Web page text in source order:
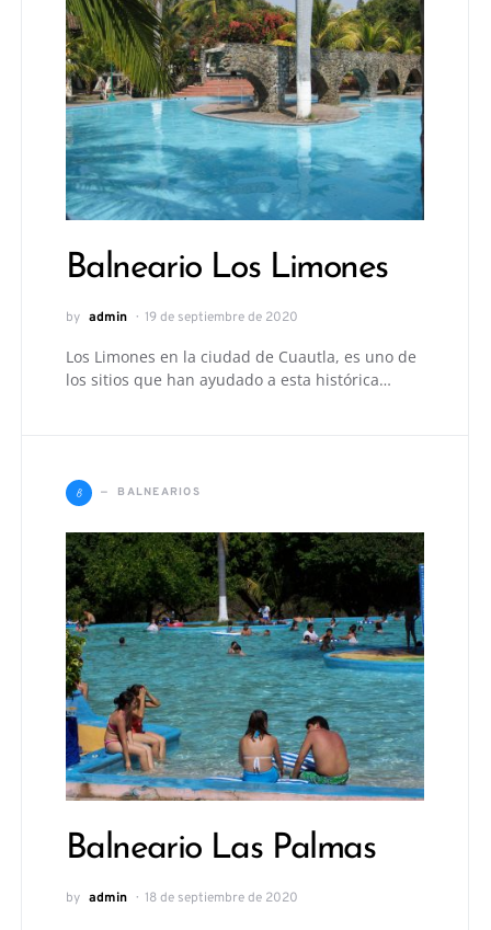
Balneario Los Limones
by admin 19 de septiembre de 2020
Los Limones en la ciudad de Cuautla, es uno de
los sitios que han ayudado a esta histórica…
B BALNEARIOS
Balneario Las Palmas
by admin 18 de septiembre de 2020